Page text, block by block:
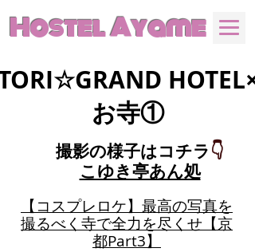
Hostel Ayame
HOTEL×
お寺①
撮影の様子はコチラ👇
こゆき亭あん処
【コスプレロケ】最高の写真を
撮るべく寺で全力を尽くせ【京
都Part3】